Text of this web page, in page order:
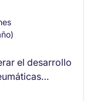
el desarrollo